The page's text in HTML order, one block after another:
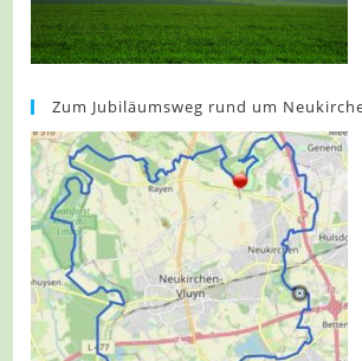
Zum Jubiläumsweg rund um